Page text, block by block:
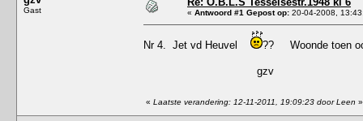
Gast « Antwoord #1 Gepost op: 20-04-2008,
Nr 4. Jet vd Heuvel ?? Woonde toen
gzv
« Laatste verandering: 12-11-2011, 19:09:23 door Leen »